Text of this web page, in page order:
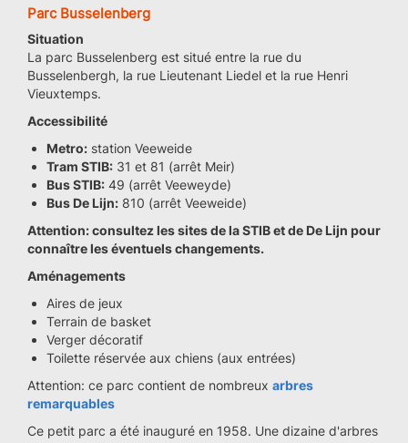
Parc Busselenberg
Situation
La parc Busselenberg est situé entre la rue du
Busselenbergh, la rue Lieutenant Liedel et la rue Henri
Vieuxtemps.
Accessibilité
Metro: station Veeweide
Tram STIB: 31 et 81 (arrêt Meir)
Bus STIB: 49 (arrêt Veeweyde)
Bus De Lijn: 810 (arrêt Veeweide)
Attention: consultez les sites de la STIB et de De Lijn pour
connaître les éventuels changements.
Aménagements
Aires de jeux
Terrain de basket
Verger décoratif
Toilette réservée aux chiens (aux entrées)
Attention: ce parc contient de nombreux arbres
remarquables
Ce petit parc a été inauguré en 1958. Une dizaine d'arbres